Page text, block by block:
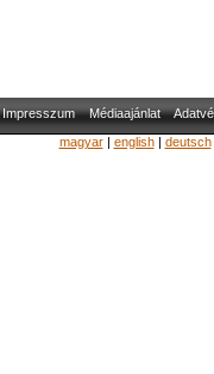
Impresszum Médiaajánlat
magyar| english| deutsch